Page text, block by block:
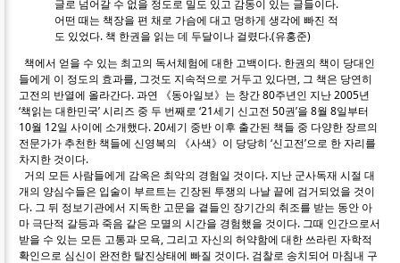
글로 넘어갈 수 없을 정도로 밀도 있고 감동이 있는 글들이다.
어떤 때는 책장을 편 채로 가슴에 대고 멍하게 생각에 빠진 적
도 있었다. 책 한권을 읽는 데 두달이나 걸렸다.(유홍준)
책에서 얻을 수 있는 최고의 독서체험에 대한 고백이다. 한권의 책이 당대인
들에게 이 정도의 효과를, 그것도 지속적으로 거두고 있다면, 그 책은 당연히
고전의 반열에 올라간다. 과연 《동아일보》는 창간 80주년인 지난 2005년
‘책읽는 대한민국’ 시리즈 중 두 번째로 ‘21세기 신고전 50권’을 8월 8일부터
10월 12일 사이에 소개했다. 20세기 중반 이후 출간된 책들 중 다양한 장르의
전문가가 추천한 책들에 신영복의 《사색》이 당당히 ‘신고전’으로 한 자리를
차지한 것이다.
거의 모든 사람들에게 감옥은 최악의 경험일 것이다. 지난 군사독재 시절 대
개의 양심수들은 입술이 부르트는 긴장된 투쟁의 나날 끝에 검거되었을 것이
다. 그 뒤 정보기관에서 지독한 고문을 곁들인 장기간의 취조를 받는 동안 아
마 극단적 갈등과 죽음 같은 모멸의 시간을 경험했을 것이다. 그때 인간으로서
받을 수 있는 모든 고통과 모욕, 그리고 자신의 허약함에 대한 쓰라린 자학적
확인으로 심신이 완전한 탈진상태에 빠질 것이다. 검찰로 송치되어 마침내 구